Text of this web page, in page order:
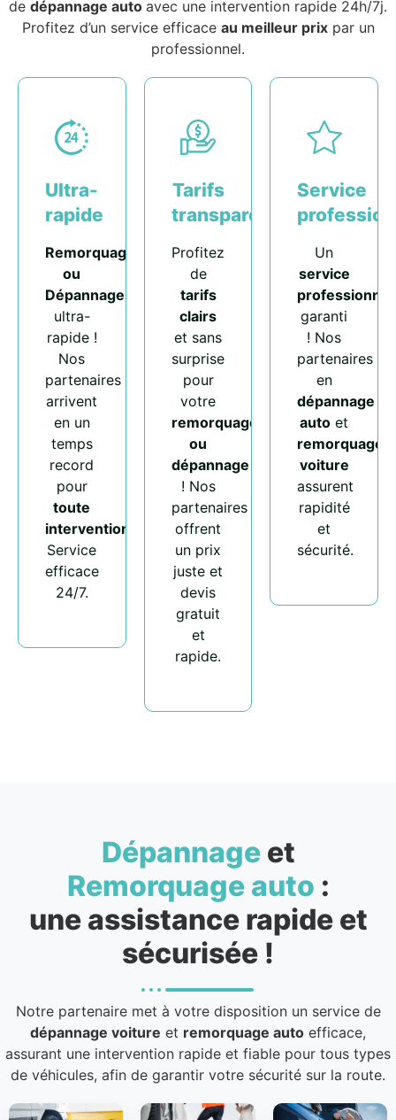
de dépannage auto avec une intervention rapide 24h/7j.
Profitez d’un service efficace au meilleur prixpar un
professionnel.
Ultra-
rapide
Remorquage
ou
Dépannage
ultra-
rapide !
Nos
partenaires
arrivent
en un
temps
record
pour
toute
intervention
Service
efficace
24/7.
Tarifs
transparents
Profitez
de
tarifs
clairs
et sans
surprise
pour
votre
remorquage
ou
dépannage
! Nos
partenaires
offrent
un prix
juste et
devis
gratuit
et
rapide.
Service
Un
service
professionnel
garanti
! Nos
partenaires
en
dépannage
auto et
remorquage
voiture
assurent
rapidité
et
sécurité.
Dépannageet
Remorquage auto :
une assistance rapide et
sécurisée !
Notre partenaire met à votre disposition un service de
dépannage voiture et remorquage auto efficace,
assurant une intervention rapide et fiable pour tous types
de véhicules, afin de garantir votre sécurité sur la route.